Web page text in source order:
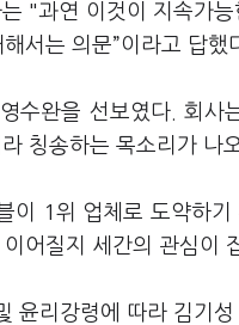
"과연 이것이 지속가
서는 의문”이라고 답했
수완을 선보였다. 회
칭송하는 목소리가 나
이 1위 업체로 도약하
어질지 세간의 관심이
윤리강령에 따라 김기